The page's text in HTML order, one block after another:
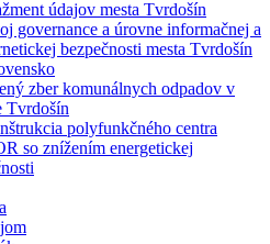
údajov mesta Tvrdošín
governance a úrovne informačnej a
bezpečnosti mesta Tvrdošín
zber komunálnych odpadov v
Tvrdošín
polyfunkčného centra
so znížením energetickej